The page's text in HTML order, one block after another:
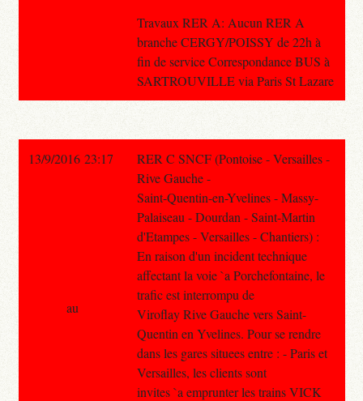
Travaux RER A: Aucun RER A
branche CERGY/POISSY de 22h à
fin de service Correspondance BUS à
SARTROUVILLE via Paris St Lazare
13/9/2016 23:17
RER C SNCF (Pontoise - Versailles -
Rive Gauche -
Saint-Quentin-en-Yvelines - Massy-
Palaiseau - Dourdan - Saint-Martin
d'Etampes - Versailles - Chantiers) :
En raison d'un incident technique
affectant la voie `a Porchefontaine, le
trafic est interrompu de
Viroflay Rive Gauche vers Saint-
Quentin en Yvelines. Pour se rendre
dans les gares situees entre : - Paris et
Versailles, les clients sont
invites `a emprunter les trains VICK
au